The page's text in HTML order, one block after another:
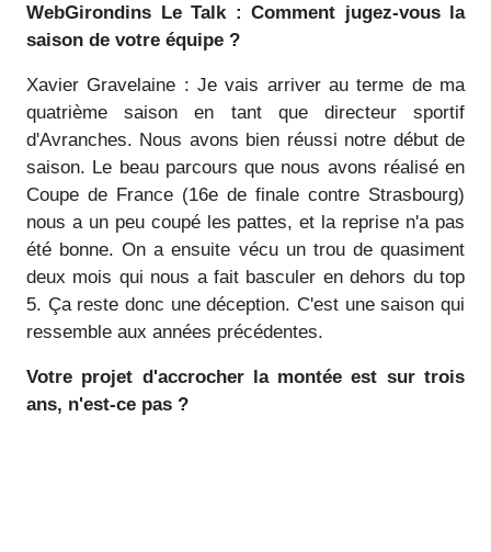
WebGirondins Le Talk : Comment jugez-vous la
saison de votre équipe ?
Xavier Gravelaine : Je vais arriver au terme de ma
quatrième saison en tant que directeur sportif
d'Avranches. Nous avons bien réussi notre début de
saison. Le beau parcours que nous avons réalisé en
Coupe de France (16e de finale contre Strasbourg)
nous a un peu coupé les pattes, et la reprise n'a pas
été bonne. On a ensuite vécu un trou de quasiment
deux mois qui nous a fait basculer en dehors du top
5. Ça reste donc une déception. C'est une saison qui
ressemble aux années précédentes.
Votre projet d'accrocher la montée est sur trois
ans, n'est-ce pas ?